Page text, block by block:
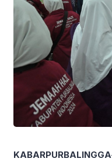
KABARPURBALINGGA